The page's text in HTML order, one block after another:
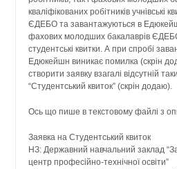
кваліфікованих робітників учнівські
ЄДЕБО та завантажуються в
фахових молодших бакалаврів
студентські квитки. А при спробі
Едюкейшн виникає помилка (скрін
створити заявку взагалі відсутній
“Студентський квиток” (скрін додаю).
Ось що пише в текстовому файлі з
Заявка на Студентський квиток
НЗ: Державний навчальний заклад
центр професійно-технічної освіти”